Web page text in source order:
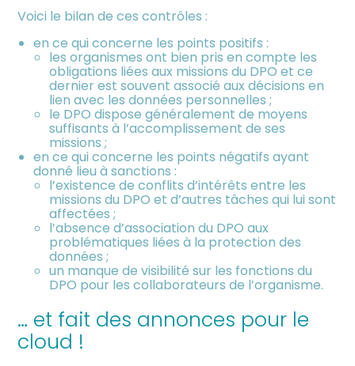
Voici le bilan de ces contrôles :
en ce qui concerne les points positifs :
les organismes ont bien pris en compte les
obligations liées aux missions du DPO et ce
dernier est souvent associé aux décisions en
lien avec les données personnelles ;
le DPO dispose généralement de moyens
suffisants à l’accomplissement de ses
missions ;
en ce qui concerne les points négatifs ayant
donné lieu à sanctions :
l’existence de conflits d’intérêts entre les
missions du DPO et d’autres tâches qui lui sont
affectées ;
l’absence d’association du DPO aux
problématiques liées à la protection des
données ;
un manque de visibilité sur les fonctions du
DPO pour les collaborateurs de l’organisme.
… et fait des annonces pour le
cloud !